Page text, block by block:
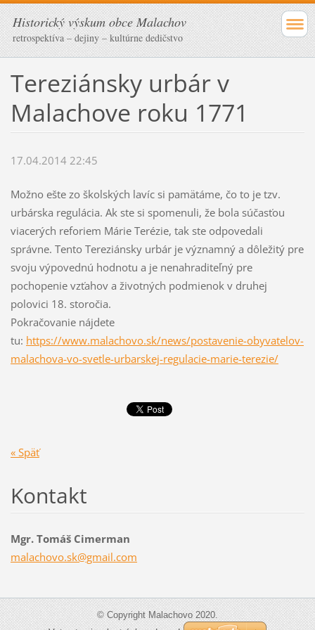
Historický výskum obce Malachov
retrospektíva – dejiny – kultúrne dedičstvo
Tereziánsky urbár v
Malachove roku 1771
17.04.2014 22:45
Možno ešte zo školských lavíc si pamätáme, čo to je tzv.
urbárska regulácia. Ak ste si spomenuli, že bola súčasťou
viacerých reforiem Márie Terézie, tak ste odpovedali
správne. Tento Tereziánsky urbár je významný a dôležitý pre
svoju výpovednú hodnotu a je nenahraditeľný pre
pochopenie vzťahov a životných podmienok v druhej
polovici 18. storočia.
Pokračovanie nájdete
tu: https://www.malachovo.sk/news/postavenie-obyvatelov-
malachova-vo-svetle-urbarskej-regulacie-marie-terezie/
« Späť
Kontakt
Mgr. Tomáš Cimerman
malachovo.sk@gmail.com
© Copyright Malachovo 2020.